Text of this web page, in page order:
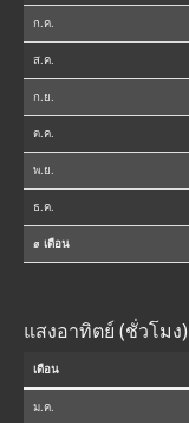
ก.ค.
ส.ค.
ก.ย.
ต.ค.
พ.ย.
ธ.ค.
⌀ เดือน
แสงอาทิตย์ (ชั่วโมง)
เดือน
ม.ค.